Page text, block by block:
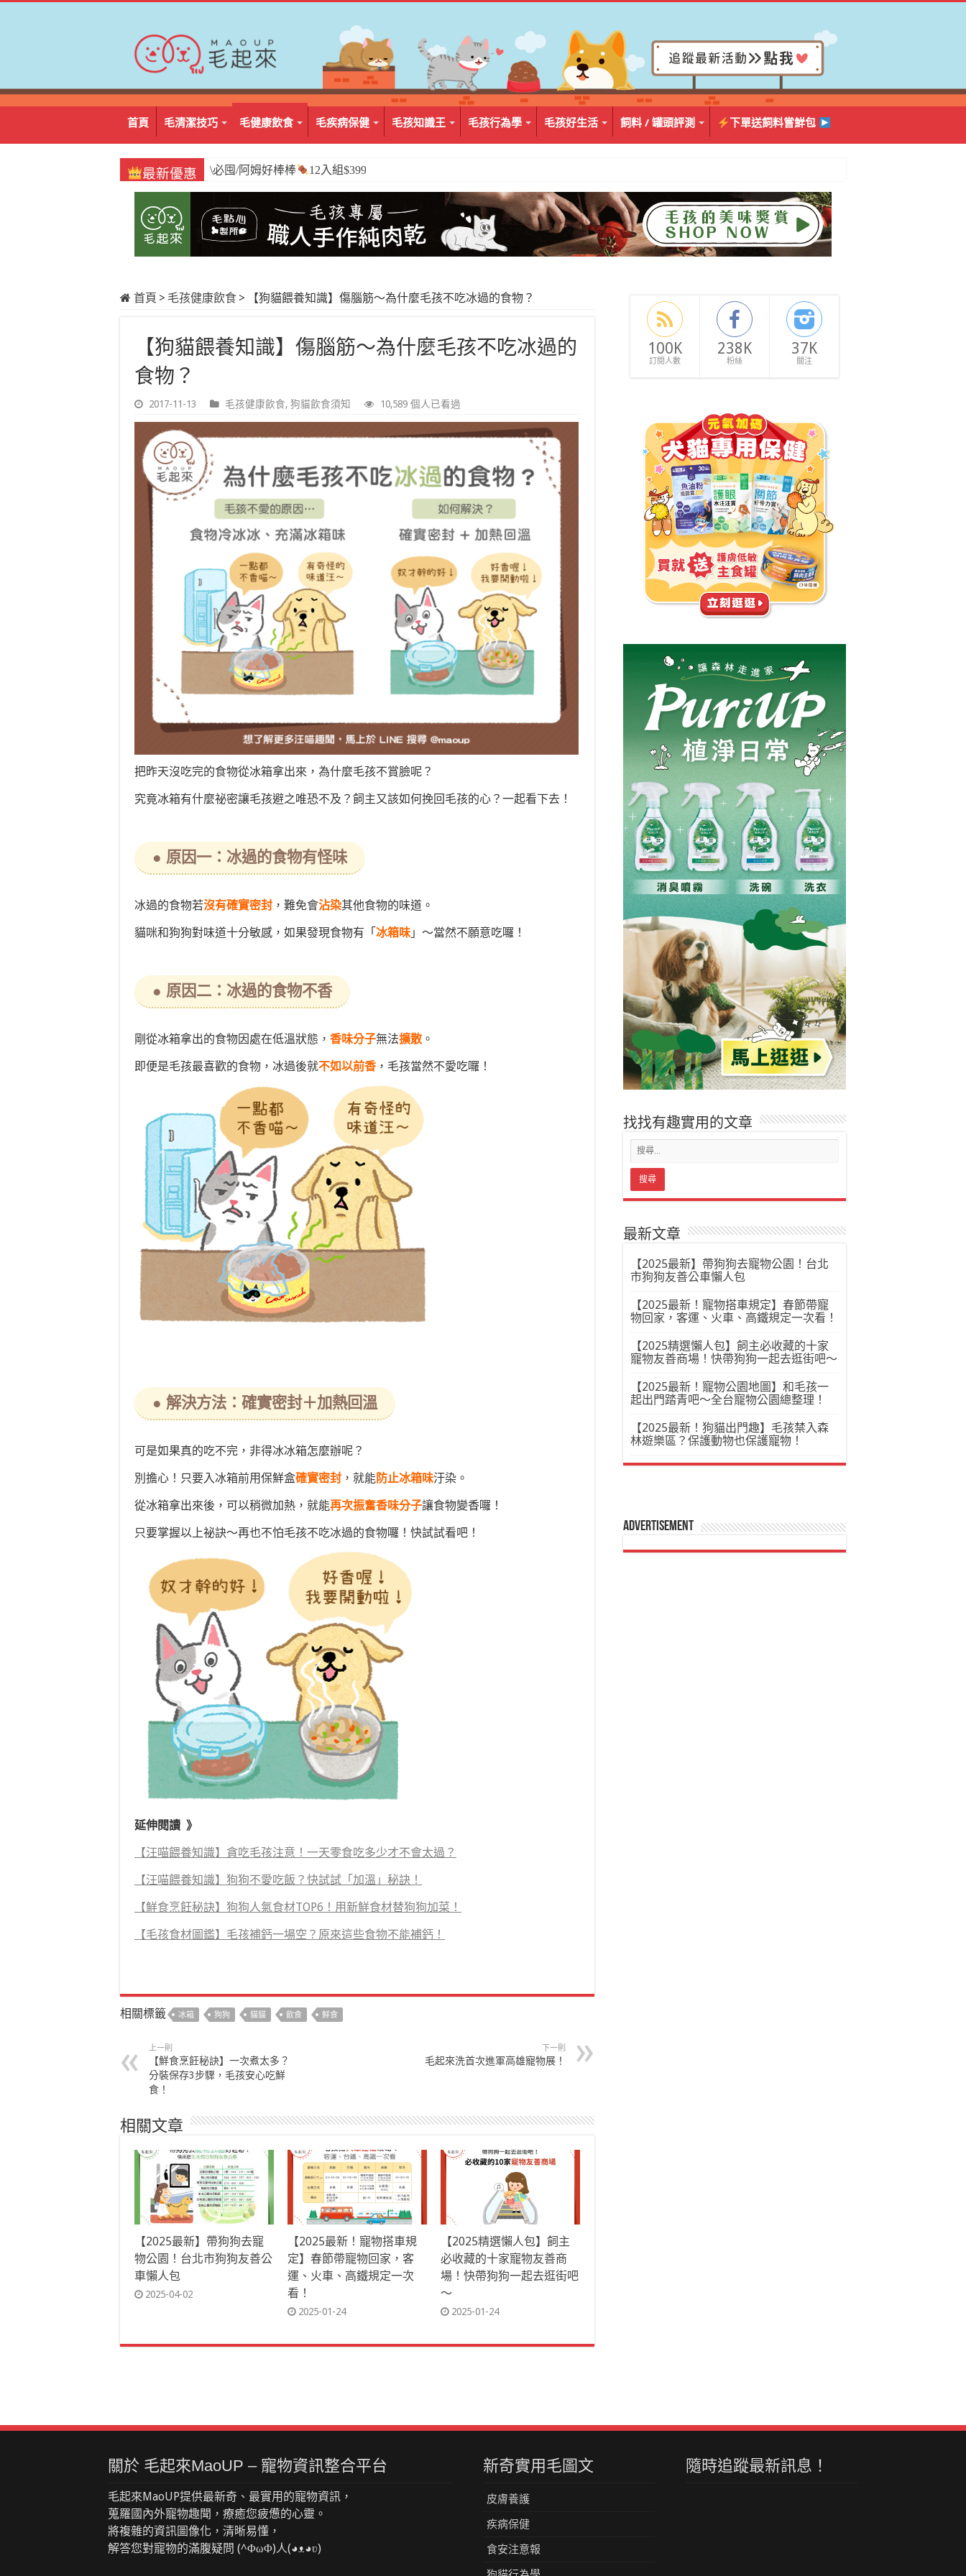
首頁 毛清潔技巧 毛健康飲食 毛疾病保健 毛孩知識王 毛孩行為學 毛孩好生活 飼料 / 罐頭評測 下單送飼料嘗鮮包
最新優惠 \必囤/阿姆好棒棒 12入組$399
首頁 > 毛孩健康飲食 > 【狗貓餵養知識】傷腦筋～為什麼毛孩不吃冰過的食物？
【狗貓餵養知識】傷腦筋～為什麼毛孩不吃冰過的
食物？
2017-11-13 毛孩健康飲食, 狗貓飲食須知 10,589 個人已看過
把昨天沒吃完的食物從冰箱拿出來，為什麼毛孩不賞臉呢？
究竟冰箱有什麼祕密讓毛孩避之唯恐不及？飼主又該如何挽回毛孩的心？一起看下去！
● 原因一：冰過的食物有怪味
冰過的食物若沒有確實密封 ，難免會沾染其他食物的味道。
貓咪和狗狗對味道十分敏感，如果發現食物有「 冰箱味 」～當然不願意吃囉！
● 原因二：冰過的食物不香
剛從冰箱拿出的食物因處在低溫狀態， 香味分子無法擴散 。
即便是毛孩最喜歡的食物，冰過後就不如以前香 ，毛孩當然不愛吃囉！
● 解決方法：確實密封＋加熱回溫
可是如果真的吃不完，非得冰冰箱怎麼辦呢？
別擔心！只要入冰箱前用保鮮盒確實密封 ，就能防止冰箱味汙染。
從冰箱拿出來後，可以稍微加熱，就能再次振奮香味分子讓食物變香囉！
只要掌握以上祕訣～再也不怕毛孩不吃冰過的食物囉！快試試看吧！
延伸閱讀 》
【汪喵餵養知識】貪吃毛孩注意！一天零食吃多少才不會太過？
【汪喵餵養知識】狗狗不愛吃飯？快試試「加溫」秘訣！
【鮮食烹飪秘訣】狗狗人氣食材TOP6！用新鮮食材替狗狗加菜！
【毛孩食材圖鑑】毛孩補鈣一場空？原來這些食物不能補鈣！
相關標籤 冰箱 狗狗 貓貓 飲食 鮮食
上一則
【鮮食烹飪秘訣】一次煮太多？
分裝保存3步驟，毛孩安心吃鮮
食！
下一則
毛起來洗首次進軍高雄寵物展！
相關文章
【2025最新】帶狗狗去寵
物公園！台北市狗狗友善公
車懶人包
2025-04-02
【2025最新！寵物搭車規
定】春節帶寵物回家，客
運、火車、高鐵規定一次
看！
2025-01-24
【2025精選懶人包】飼主
必收藏的十家寵物友善商
場！快帶狗狗一起去逛街吧
～
2025-01-24
100K
訂閱人數
238K
粉絲
37K
關注
找找有趣實用的文章
最新文章
【2025最新】帶狗狗去寵物公園！台北
市狗狗友善公車懶人包
【2025最新！寵物搭車規定】春節帶寵
物回家，客運、火車、高鐵規定一次看！
【2025精選懶人包】飼主必收藏的十家
寵物友善商場！快帶狗狗一起去逛街吧～
【2025最新！寵物公園地圖】和毛孩一
起出門踏青吧～全台寵物公園總整理！
【2025最新！狗貓出門趣】毛孩禁入森
林遊樂區？保護動物也保護寵物！
Advertisement
關於 毛起來MaoUP – 寵物資訊整合平台
毛起來MaoUP提供最新奇、最實用的寵物資訊，
蒐羅國內外寵物趣聞，療癒您疲憊的心靈。
將複雜的資訊圖像化，清晰易懂，
解答您對寵物的滿腹疑問 (^ΦωΦ)人(◕ᴥ◕ʋ)
新奇實用毛圖文
皮膚養護
疾病保健
食安注意報
隨時追蹤最新訊息！